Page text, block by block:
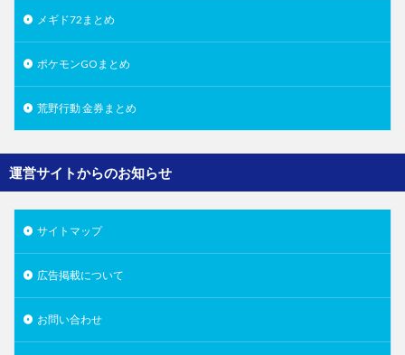
メギド72まとめ
ポケモンGOまとめ
荒野行動 金券まとめ
運営サイトからのお知らせ
サイトマップ
広告掲載について
お問い合わせ